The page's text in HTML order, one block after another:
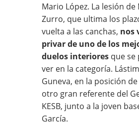
Mario López. La lesión de
Zurro, que ultima los
vuelta a las canchas, nos
privar de uno de los
duelos interiores que se
ver en la categoría.
Guneva, en la posición
otro gran referente del
KESB, junto a la joven
García.